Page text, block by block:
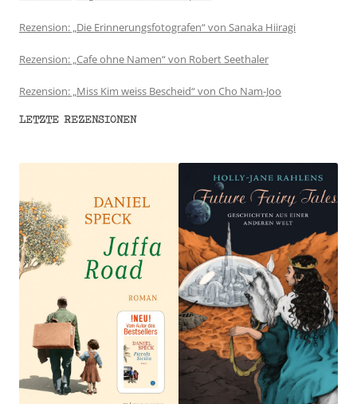
Rezension: „Die Erinnerungsfotografen“ von Sanaka Hiiragi
Rezension: „Cafe ohne Namen“ von Robert Seethaler
Rezension: „Miss Kim weiss Bescheid“ von Cho Nam-Joo
LETZTE REZENSIONEN